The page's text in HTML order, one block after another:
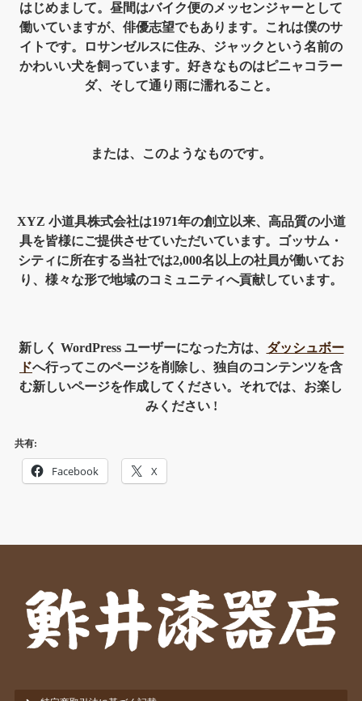
はじめまして。昼間はバイク便のメッセンジャーとして
働いていますが、俳優志望でもあります。これは僕のサ
イトです。ロサンゼルスに住み、ジャックという名前の
かわいい犬を飼っています。好きなものはピニャコラー
ダ、そして通り雨に濡れること。
または、このようなものです。
XYZ 小道具株式会社は1971年の創立以来、高品質の小道
具を皆様にご提供させていただいています。ゴッサム・
シティに所在する当社では2,000名以上の社員が働いてお
り、様々な形で地域のコミュニティへ貢献しています。
新しく WordPress ユーザーになった方は、 ダッシュボー
ドへ行ってこのページを削除し、独自のコンテンツを含
む新しいページを作成してください。それでは、お楽し
みください !
共有:
Facebook X